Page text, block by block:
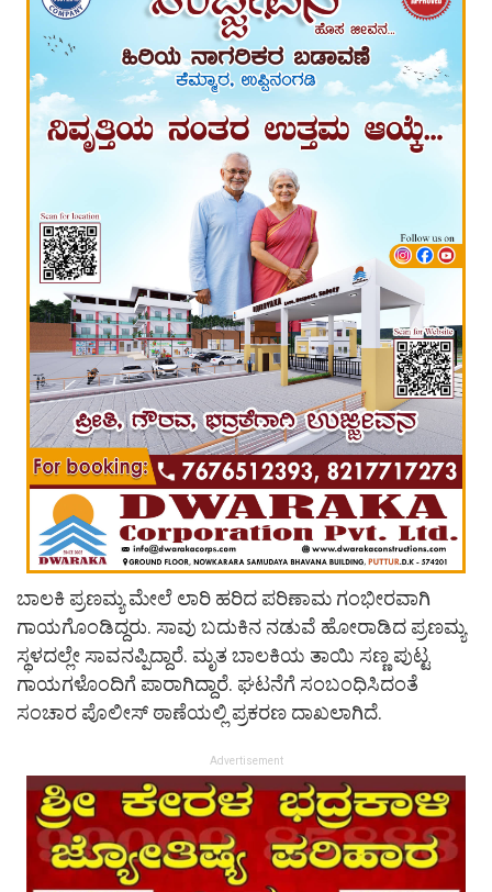
ಬಾಲಕಿ ಪ್ರಣಮ್ಯ ಮೇಲೆ ಲಾರಿ ಹರಿದ ಪರಿಣಾಮ ಗಂಭೀರವಾಗಿ
ಗಾಯಗೊಂಡಿದ್ದರು. ಸಾವು ಬದುಕಿನ ನಡುವೆ ಹೋರಾಡಿದ ಪ್ರಣಮ್ಯ
ಸ್ಥಳದಲ್ಲೇ ಸಾವನಪ್ಪಿದ್ದಾರೆ. ಮೃತ ಬಾಲಕಿಯ ತಾಯಿ ಸಣ್ಣ ಪುಟ್ಟ
ಗಾಯಗಳೊಂದಿಗೆ ಪಾರಾಗಿದ್ದಾರೆ. ಘಟನೆಗೆ ಸಂಬಂಧಿಸಿದಂತೆ
ಸಂಚಾರ ಪೊಲೀಸ್ ಠಾಣೆಯಲ್ಲಿ ಪ್ರಕರಣ ದಾಖಲಾಗಿದೆ.
Advertisement